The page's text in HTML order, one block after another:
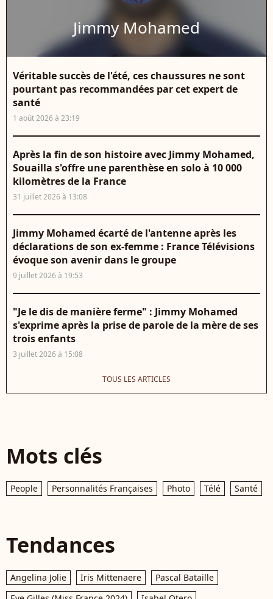
Jimmy Mohamed
Véritable succès de l'été, ces chaussures ne sont
pourtant pas recommandées par cet expert de
santé
1 août 2026 à 23:19
Après la fin de son histoire avec Jimmy Mohamed,
Souailla s'offre une parenthèse en solo à 10 000
kilomètres de la France
31 juillet 2026 à 13:08
Jimmy Mohamed écarté de l'antenne après les
déclarations de son ex-femme : France Télévisions
évoque son avenir dans le groupe
9 juillet 2026 à 19:53
"Je le dis de manière ferme" : Jimmy Mohamed
s'exprime après la prise de parole de la mère de ses
trois enfants
3 juillet 2026 à 15:08
TOUS LES ARTICLES
Mots clés
People Personnalités Françaises Photo Télé Santé
Tendances
Angelina Jolie Iris Mittenaere
Pascal Bataille